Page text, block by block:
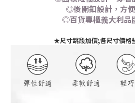
◎後開釦設計，方
◎百貨專櫃義大利品
★尺寸跳段加價;各尺寸價格